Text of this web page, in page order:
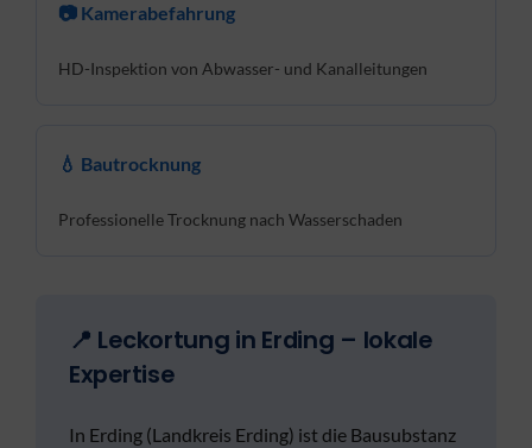
📷 Kamerabefahrung
HD-Inspektion von Abwasser- und Kanalleitungen
💧 Bautrocknung
Professionelle Trocknung nach Wasserschaden
📍 Leckortung in Erding – lokale
Expertise
In Erding (Landkreis Erding) ist die Bausubstanz